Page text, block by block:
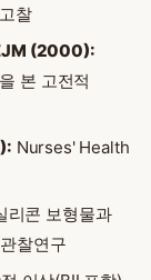
찰
(2000):
본 고전적
Nurses' Health
리콘 보형물과
찰연구